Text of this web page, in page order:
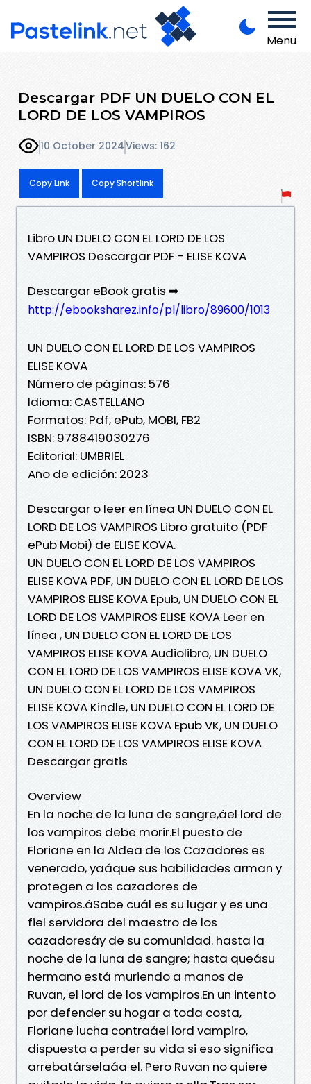
Menu
Descargar PDF UN DUELO CON EL
LORD DE LOS VAMPIROS
10 October 2024Views: 162
Copy Link Copy Shortlink
Libro UN DUELO CON EL LORD DE LOS
VAMPIROS Descargar PDF - ELISE KOVA
Descargar eBook gratis ➡
http://ebooksharez.info/pl/libro/89600/1013
UN DUELO CON EL LORD DE LOS VAMPIROS
ELISE KOVA
Número de páginas: 576
Idioma: CASTELLANO
Formatos: Pdf, ePub, MOBI, FB2
ISBN: 9788419030276
Editorial: UMBRIEL
Año de edición: 2023
Descargar o leer en línea UN DUELO CON EL
LORD DE LOS VAMPIROS Libro gratuito (PDF
ePub Mobi) de ELISE KOVA.
UN DUELO CON EL LORD DE LOS VAMPIROS
ELISE KOVA PDF, UN DUELO CON EL LORD DE LOS
VAMPIROS ELISE KOVA Epub, UN DUELO CON EL
LORD DE LOS VAMPIROS ELISE KOVA Leer en
línea , UN DUELO CON EL LORD DE LOS
VAMPIROS ELISE KOVA Audiolibro, UN DUELO
CON EL LORD DE LOS VAMPIROS ELISE KOVA VK,
UN DUELO CON EL LORD DE LOS VAMPIROS
ELISE KOVA Kindle, UN DUELO CON EL LORD DE
LOS VAMPIROS ELISE KOVA Epub VK, UN DUELO
CON EL LORD DE LOS VAMPIROS ELISE KOVA
Descargar gratis
Overview
En la noche de la luna de sangre,áel lord de
los vampiros debe morir.El puesto de
Floriane en la Aldea de los Cazadores es
venerado, yaáque sus habilidades arman y
protegen a los cazadores de
vampiros.áSabe cuál es su lugar y es una
fiel servidora del maestro de los
cazadoresáy de su comunidad. hasta la
noche de la luna de sangre; hasta queásu
hermano está muriendo a manos de
Ruvan, el lord de los vampiros.En un intento
por defender su hogar a toda costa,
Floriane lucha contraáel lord vampiro,
dispuesta a perder su vida si eso significa
arrebatárselaáa el. Pero Ruvan no quiere